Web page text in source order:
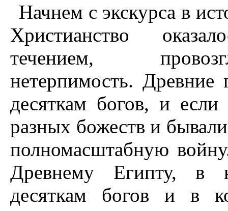
Начнем с экскурса в
Христианство
течением,
нетерпимость. Древние
десяткам богов, и
разных божеств и
полномасштабную
Древнему Египту, в
десяткам богов и в